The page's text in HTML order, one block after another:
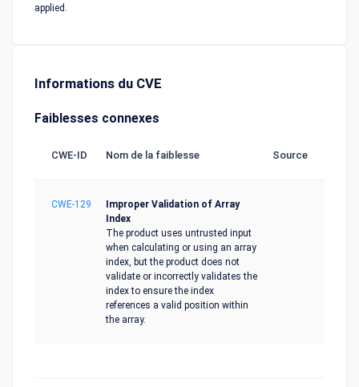
applied.
Informations du CVE
Faiblesses connexes
CWE-ID Nom de la faiblesse Source
CWE-129
Improper Validation of Array
Index
The product uses untrusted input
when calculating or using an array
index, but the product does not
validate or incorrectly validates the
index to ensure the index
references a valid position within
the array.